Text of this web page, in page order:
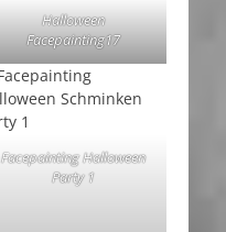
Halloween
Facepainting17
Facepainting Halloween
Party 1